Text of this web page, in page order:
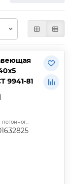
9941-81
Вес погонного метра, т.: